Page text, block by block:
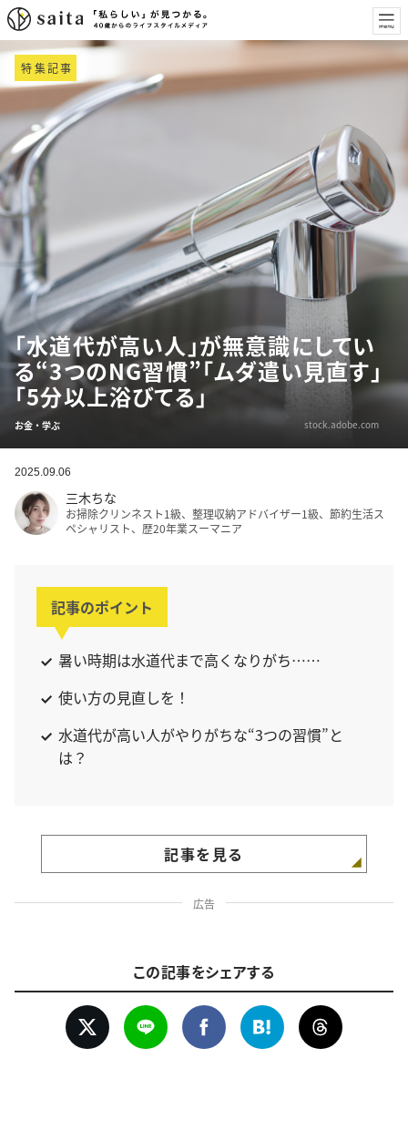
特集記事
「水道代が高い人」が無意識にしてい
る“3つのNG習慣”「ムダ遣い見直す」
「5分以上浴びてる」
お金・学ぶ stock.adobe.com
2025.09.06
三木ちな
お掃除クリンネスト1級、整理収納アドバイザー1級、節約生活ス
ペシャリスト、歴20年業スーマニア
記事のポイント
暑い時期は水道代まで高くなりがち……
使い方の見直しを！
水道代が高い人がやりがちな“3つの習慣”と
は？
記事を見る
広告
この記事をシェアする